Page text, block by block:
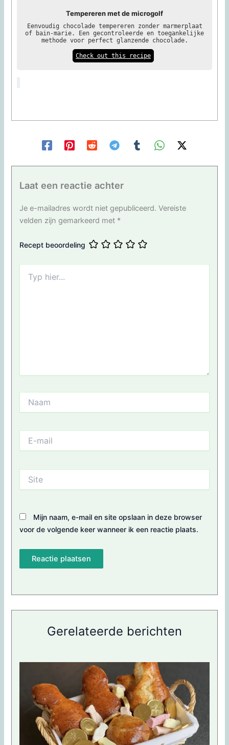
Tempereren met de microgolf
Eenvoudig chocolade tempereren zonder marmerplaat
of bain-marie. Een gecontroleerde en toegankelijke
methode voor perfect glanzende chocolade.
Check out this recipe
Laat een reactie achter
Je e-mailadres wordt niet gepubliceerd. Vereiste
velden zijn gemarkeerd met *
Recept beoordeling
hier...
mail
Mijn naam, e-mail en site opslaan in deze browser
voor de volgende keer wanneer ik een reactie plaats.
Gerelateerde berichten